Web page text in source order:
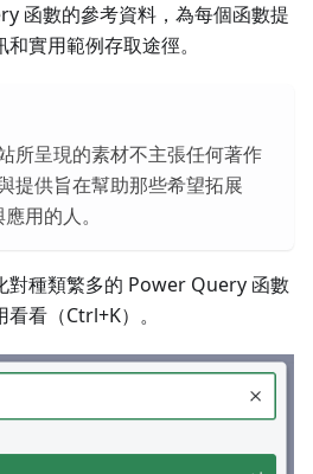
函數的參考資料，為每個函數提
實用範例存取途徑。
所呈現的素材不主張任何著作
提供旨在幫助那些希望拓展
用的人。
對種類繁多的 Power Query 函數
看（Ctrl+K）。